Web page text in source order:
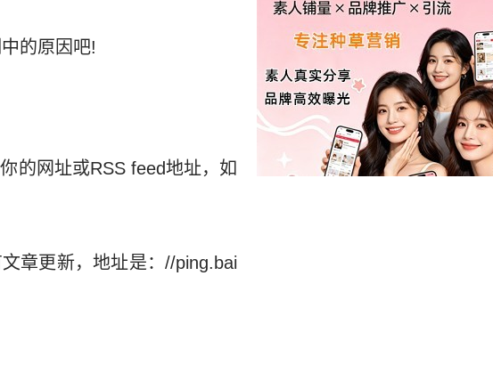
的原因吧!
的网址或RSS feed地址，如
章更新，地址是：//ping.bai